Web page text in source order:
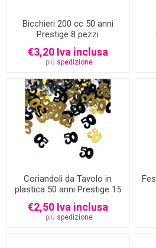
Bicchieri 200 cc 50 anni
Prestige 8 pezzi
€3,20 Iva inclusa
più spedizione
Coriandoli da Tavolo in
plastica 50 anni Prestige 15
grammi
€2,50 Iva inclusa
più spedizione